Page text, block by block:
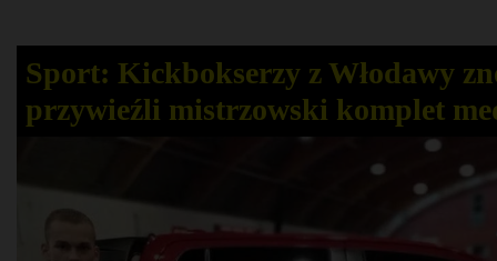
Sport: Kickbokserzy z Włodawy
przywieźli mistrzowski komplet